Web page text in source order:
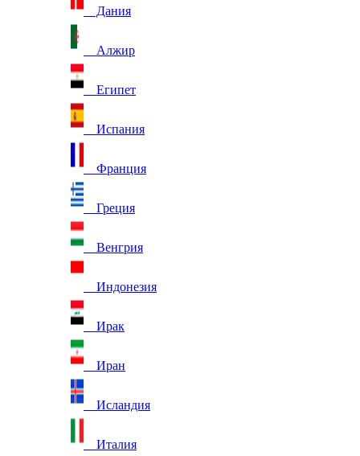
Дания
Алжир
Египет
Испания
Франция
Греция
Венгрия
Индонезия
Ирак
Иран
Исландия
Италия